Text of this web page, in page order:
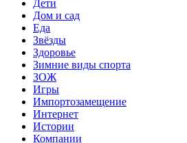
Дети
Дом и сад
Еда
Звёзды
Здоровье
Зимние виды спорта
ЗОЖ
Игры
Импортозамещение
Интернет
Истории
Компании